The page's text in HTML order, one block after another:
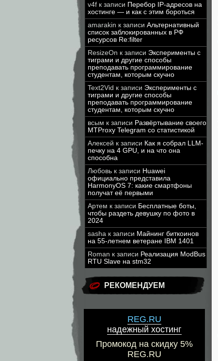
v4f к записи Перебор IP-адресов на
хостинге — и как с этим бороться
amarakin к записи Альтернативный
список заблокированных в РФ
ресурсов Re:filter
ResizeOn к записи Эксперименты с
тиграми и другие способы
преподавать программирование
студентам, которым скучно
Text2Vid к записи Эксперименты с
тиграми и другие способы
преподавать программирование
студентам, которым скучно
всым к записи Развёртывание своего
MTProxy Telegram со статистикой
Алексей к записи Как я собрал LLM-
печку на 4 GPU, и на что она
способна
Любовь к записи Huawei
официально представила
HarmonyOS 7: какие смартфоны
получат её первыми
Артем к записи Бесплатные боты,
чтобы раздеть девушку по фото в
2024
sasha к записи Майнинг биткоинов
на 55-летнем ветеране IBM 1401
Roman к записи Реализация ModBus
RTU Slave на stm32
РЕКОМЕНДУЕМ
REG.RU
надежный хостинг
Промокод на скидку 5%
REG.RU